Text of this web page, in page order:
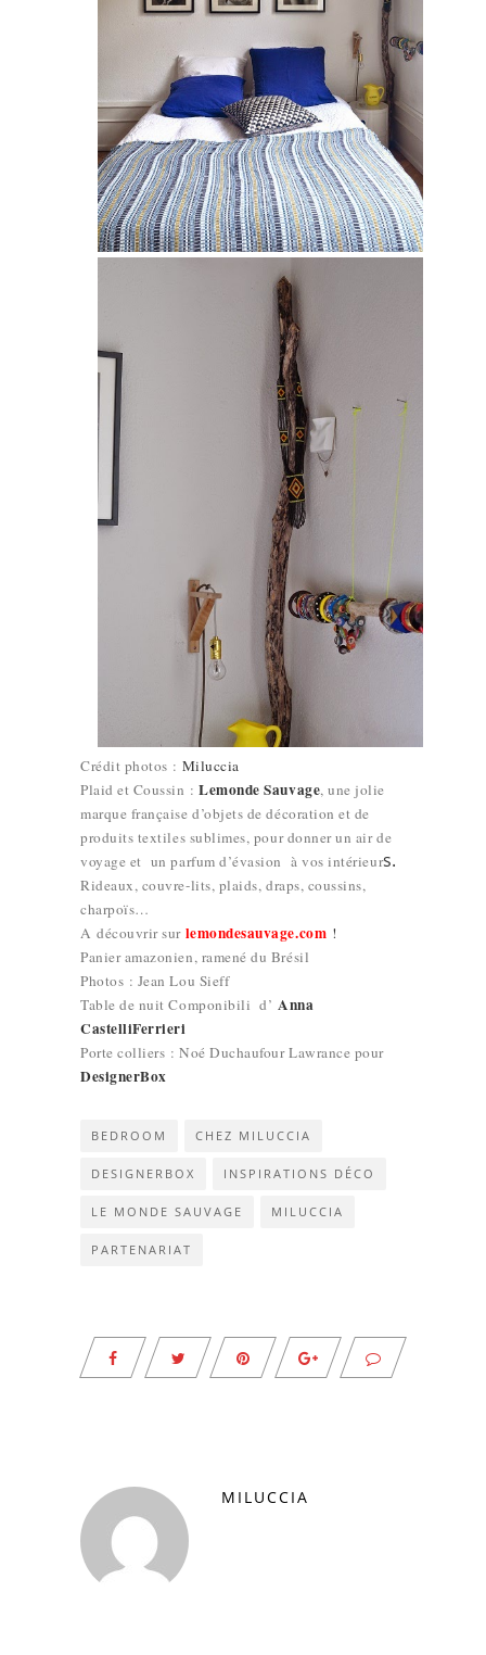
Crédit photos : Miluccia
Plaid et Coussin :Lemonde Sauvage, une jolie
marque française d’objets de décoration et de
produits textiles sublimes, pour donner un air de
voyage et un parfum d’évasion à vos intérieurs.
Rideaux, couvre-lits, plaids, draps, coussins,
charpoïs…
A découvrir sur lemondesauvage.com !
Panier amazonien, ramené du Brésil
Photos : Jean Lou Sieff
Table de nuit Componibili d’Anna
CastelliFerrieri
Porte colliers : Noé Duchaufour Lawrance pour
DesignerBox
BEDROOM CHEZ MILUCCIA
DESIGNERBOX INSPIRATIONS DÉCO
LE MONDE SAUVAGE MILUCCIA
PARTENARIAT
MILUCCIA